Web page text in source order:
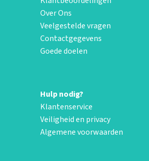
Over Ons
Veelgestelde vragen
Contactgegevens
Goede doelen
Hulp nodig?
Klantenservice
Veiligheid en privacy
Algemene voorwaarden